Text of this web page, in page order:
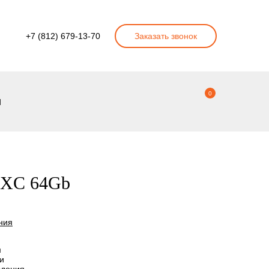
+7 (812) 679-13-70 Заказать звонок
0
64Gb